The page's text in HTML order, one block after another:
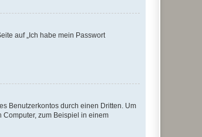
auf „Ich habe mein Passwort
Benutzerkontos durch einen Dritten. Um
zum Beispiel in einem